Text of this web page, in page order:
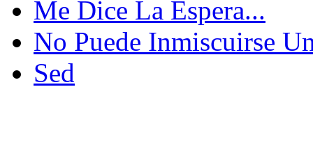
Me Dice La Espera...
No Puede Inmiscuirse
Sed